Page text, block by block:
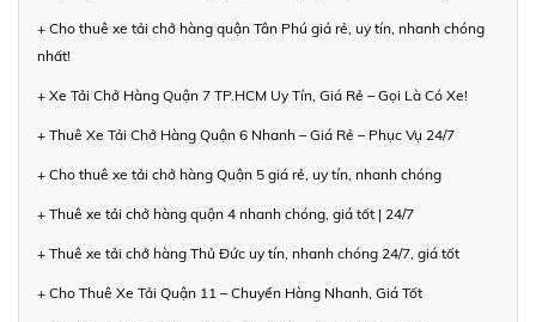
+ Cho thuê xe tải chở hàng quận Tân Phú giá rẻ, uy tín, nhanh chóng
nhất!
+ Xe Tải Chở Hàng Quận 7 TP.HCM Uy Tín, Giá Rẻ – Gọi Là Có Xe!
+ Thuê Xe Tải Chở Hàng Quận 6 Nhanh – Giá Rẻ – Phục Vụ 24/7
+ Cho thuê xe tải chở hàng Quận 5 giá rẻ, uy tín, nhanh chóng
+ Thuê xe tải chở hàng quận 4 nhanh chóng, giá tốt | 24/7
+ Thuê xe tải chở hàng Thủ Đức uy tín, nhanh chóng 24/7, giá tốt
+ Cho Thuê Xe Tải Quận 11 – Chuyển Hàng Nhanh, Giá Tốt